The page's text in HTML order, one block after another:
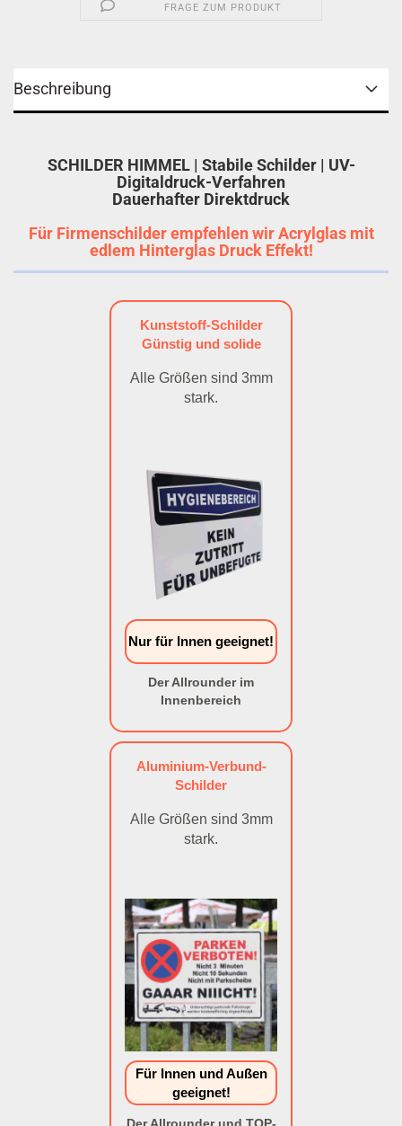
FRAGE ZUM PRODUKT
Beschreibung
SCHILDER HIMMEL | Stabile Schilder | UV-
Digitaldruck-Verfahren
Dauerhafter Direktdruck
Für Firmenschilder empfehlen wir Acrylglas mit
edlem Hinterglas Druck Effekt!
Kunststoff-Schilder
Günstig und solide
Alle Größen sind 3mm
stark.
Nur für Innen geeignet!
Der Allrounder im
Innenbereich
Aluminium-Verbund-
Schilder
Alle Größen sind 3mm
stark.
Für Innen und Außen
geeignet!